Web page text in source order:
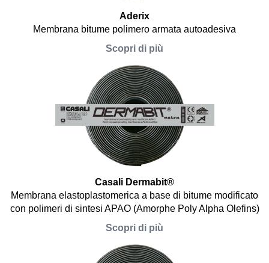
Aderix
Membrana bitume polimero armata autoadesiva
Scopri di più
Casali Dermabit®
Membrana elastoplastomerica a base di bitume modificato
con polimeri di sintesi APAO (Amorphe Poly Alpha Olefins)
Scopri di più